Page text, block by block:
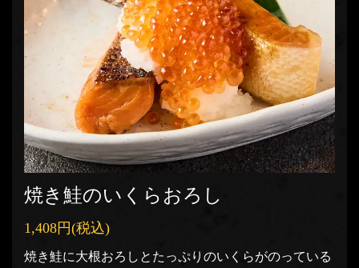
焼き鮭のいくらおろし
1,408円(税込)
焼き鮭に大根おろしとたっぷりのいくらがのっている